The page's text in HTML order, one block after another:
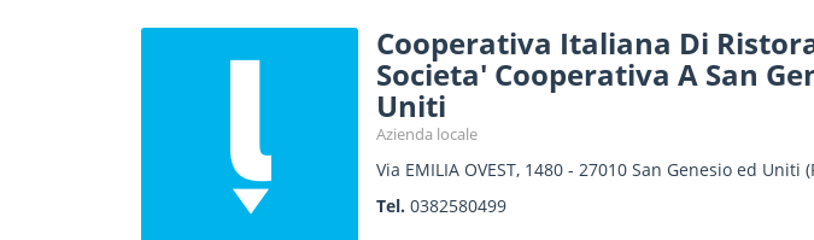
Cooperativa Italiana Di
Societa' Cooperativa A San
Uniti
Azienda locale
Via EMILIA OVEST, 1480- 27010 San Genesio ed Uniti
Tel. 0382580499